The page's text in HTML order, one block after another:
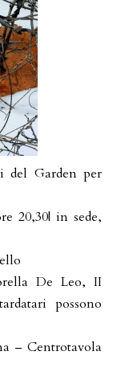
del Garden per
20,30| in sede,
De Leo, II
possono
– Centrotavola